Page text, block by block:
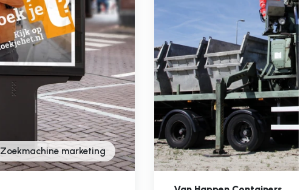
Zoekmachine marketing